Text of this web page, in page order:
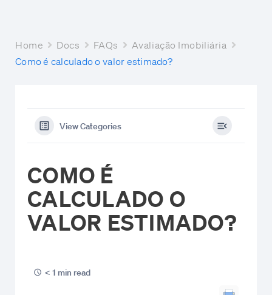
Home Docs FAQs
Avaliação Imobiliária
Como é calculado o valor estimado?
View Categories
COMO É
CALCULADO O
VALOR ESTIMADO?
< 1 min read